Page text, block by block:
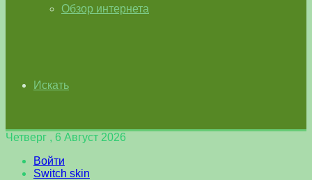
Обзор интернета
Искать
Четверг , 6 Август 2026
Войти
Switch skin